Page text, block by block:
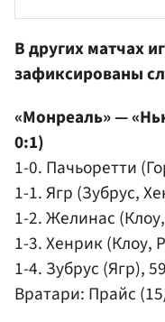
В других матчах
зафиксированы
«Монреаль» —
0:1)
1-0. Пачьоретти
1-1. Ягр (Зубрус,
1-2. Желинас
1-3. Хенрик (Клоу,
1-4. Зубрус (Ягр),
Вратари: Прайс